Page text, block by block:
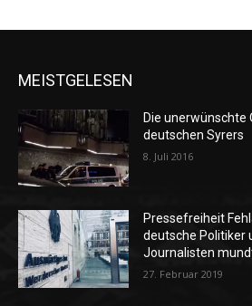
MEISTGELESEN
Die
deutschen Syrers
8. Juli 2016
Pressefreiheit
deutsche Politiker
Journalisten
27. Februar 2019